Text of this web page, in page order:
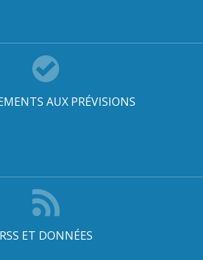
AUX PRÉVISIONS
RSS ET DONNÉES